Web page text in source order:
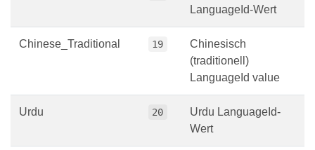
LanguageId-Wert
Chinese_Traditional 19
Chinesisch
(traditionell)
LanguageId value
Urdu 20
Urdu LanguageId-
Wert